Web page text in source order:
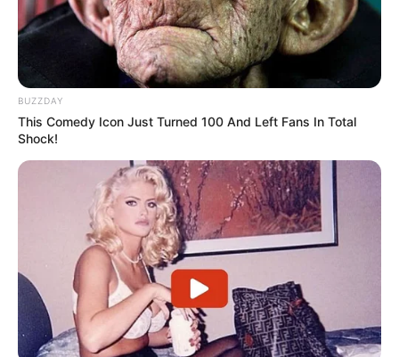
BUZZDAY
This Comedy Icon Just Turned 100 And Left Fans In Total
Shock!